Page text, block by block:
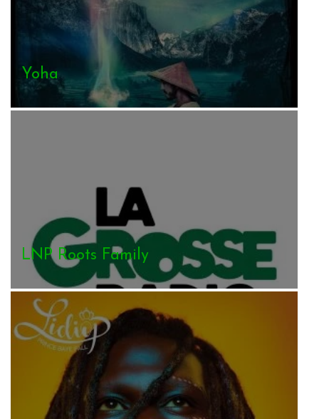
Yoha
LNP Roots Family